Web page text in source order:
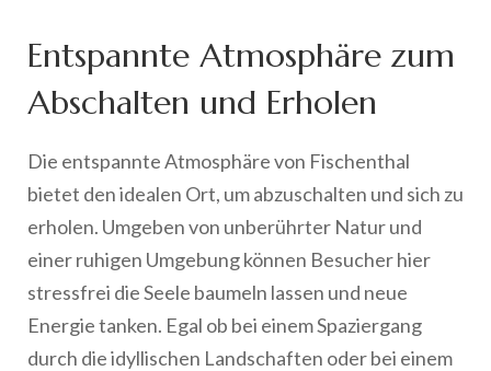
Entspannte Atmosphäre zum
Abschalten und Erholen
Die entspannte Atmosphäre von Fischenthal
bietet den idealen Ort, um abzuschalten und sich zu
erholen. Umgeben von unberührter Natur und
einer ruhigen Umgebung können Besucher hier
stressfrei die Seele baumeln lassen und neue
Energie tanken. Egal ob bei einem Spaziergang
durch die idyllischen Landschaften oder bei einem